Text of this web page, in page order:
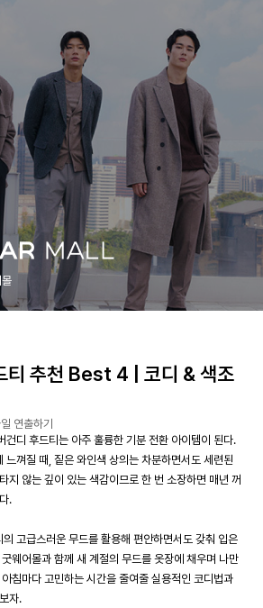
티 추천 Best 4 | 코디 & 색조
연출하기
건디 후드티는 아주 훌륭한 기분 전환 아이템이 된다.
느껴질 때, 짙은 와인색 상의는 차분하면서도 세련된
지 않는 깊이 있는 색감이므로 한 번 소장하면 매년 꺼
.
고급스러운 무드를 활용해 편안하면서도 갖춰 입은
웨어몰과 함께 새 계절의 무드를 옷장에 채우며 나만
침마다 고민하는 시간을 줄여줄 실용적인 코디법과
자.